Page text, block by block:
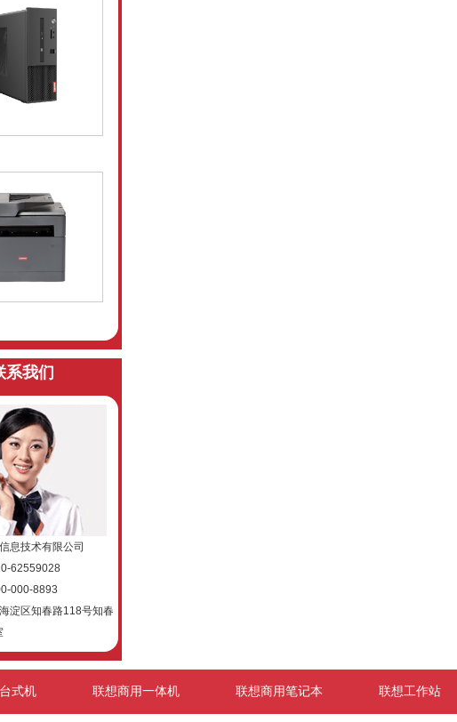
系我们
息技术有限公司
62559028
000-8893
淀区知春路118号知春
式机 联想商用一体机 联想商用笔记本 联想工作站